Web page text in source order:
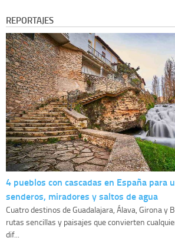
REPORTAJES
4 pueblos con cascadas en España para
senderos, miradores y saltos de agua
Cuatro destinos de Guadalajara, Álava, Girona y
rutas sencillas y paisajes que convierten
dif...